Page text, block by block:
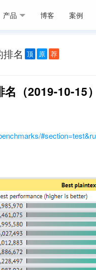
产品 博客 案例
名 顶 原 荐
（2019-10-15）